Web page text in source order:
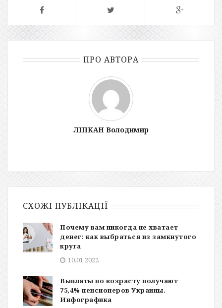
ПРО АВТОРА
ЛІПКАН Володимир
СХОЖІ ПУБЛІКАЦІЇ
Почему вам никогда не хватает
денег: как выбраться из замкнутого
круга
10.01.2022
Выплаты по возрасту получают
75,4% пенсионеров Украины.
Инфографика